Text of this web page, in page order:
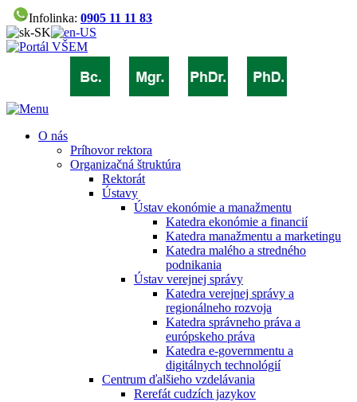
Infolinka: 0905 11 11 83
O nás
Príhovor rektora
Organizačná štruktúra
Rektorát
Ústavy
Ústav ekonómie a manažmentu
Katedra ekonómie a financií
Katedra manažmentu a marketingu
Katedra malého a stredného
podnikania
Ústav verejnej správy
Katedra verejnej správy a
regionálneho rozvoja
Katedra správneho práva a
európskeho práva
Katedra e-governmentu a
digitálnych technológií
Centrum ďalšieho vzdelávania
Rerefát cudzích jazykov